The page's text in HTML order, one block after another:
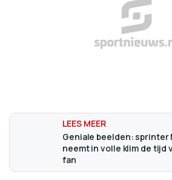
Geniale beelden: sprinter
neemt in volle klim de tijd
fan